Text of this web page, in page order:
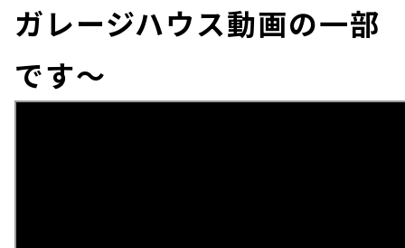
ガレージハウス動画の一部
です～